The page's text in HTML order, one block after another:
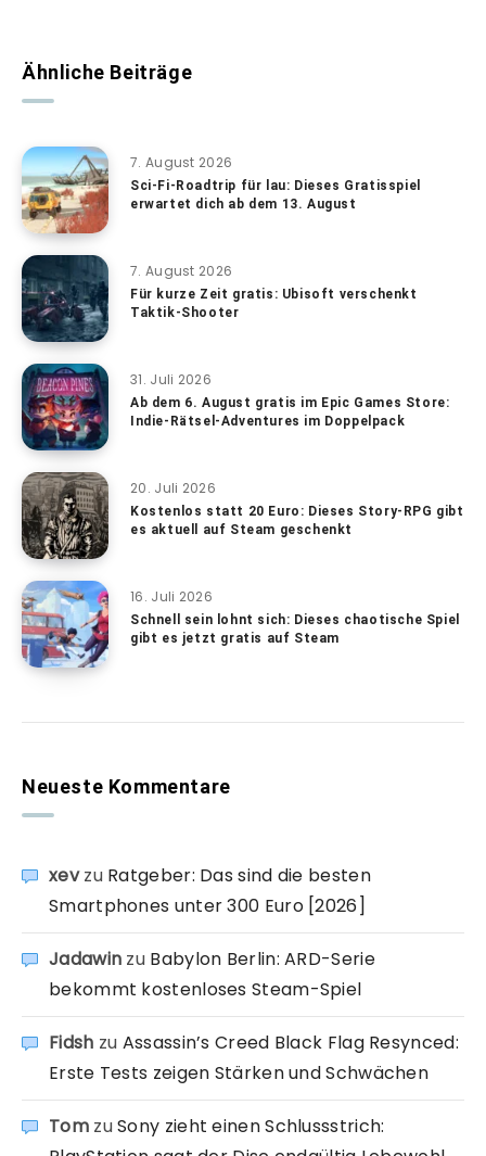
Ähnliche Beiträge
7. August 2026
Sci-Fi-Roadtrip für lau: Dieses Gratisspiel
erwartet dich ab dem 13. August
7. August 2026
Für kurze Zeit gratis: Ubisoft verschenkt
Taktik-Shooter
31. Juli 2026
Ab dem 6. August gratis im Epic Games Store:
Indie-Rätsel-Adventures im Doppelpack
20. Juli 2026
Kostenlos statt 20 Euro: Dieses Story-RPG gibt
es aktuell auf Steam geschenkt
16. Juli 2026
Schnell sein lohnt sich: Dieses chaotische Spiel
gibt es jetzt gratis auf Steam
Neueste Kommentare
xevzu Ratgeber: Das sind die besten
Smartphones unter 300 Euro [2026]
Jadawin zu Babylon Berlin: ARD-Serie
bekommt kostenloses Steam-Spiel
Fidsh zu Assassin’s Creed Black Flag Resynced:
Erste Tests zeigen Stärken und Schwächen
TomzuSony zieht einen Schlussstrich: